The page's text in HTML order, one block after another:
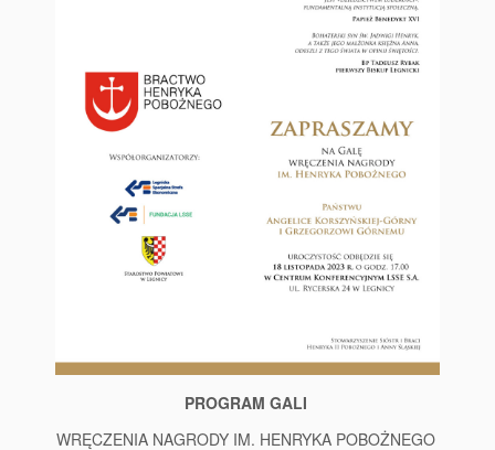
PROGRAM GALI
WRĘCZENIA NAGRODY IM. HENRYKA POBOŻNEGO